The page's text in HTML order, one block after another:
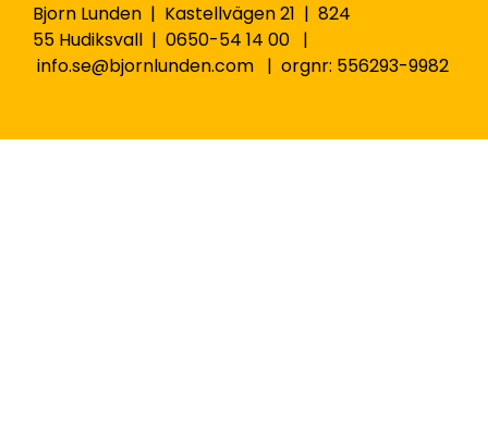
Bjorn Lunden | Kastellvägen 21 | 824
55 Hudiksvall | 0650-54 14 00 |
info.se@bjornlunden.com | orgnr: 556293-9982